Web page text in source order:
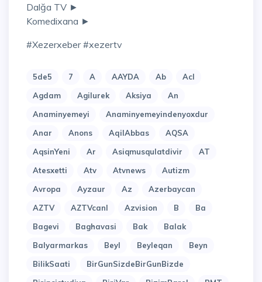
Dalğa TV ►
Komedixana ►
#xezerxeber #xezertv
5de5 7 A AAYDA Ab
Acl
Agdam
Agilurek Aksiya
An
Anaminyemeyi
Anaminyemeyindenyoxdur
Anar
Anons AqilAbbas
AQSA
AqsinYeni
Ar Asiqmusqulatdivir
AT
Atesxetti
Atv Atvnews
Autizm
Avropa
Ayzaur Az
Azerbaycan
AZTV
AZTVcanl Azvision B
Ba
Bagevi
Baghavasi Bak
Balak
Balyarmarkas
Beyl Beyleqan
Beyn
BilikSaati
BirGunSizdeBirGunBizde